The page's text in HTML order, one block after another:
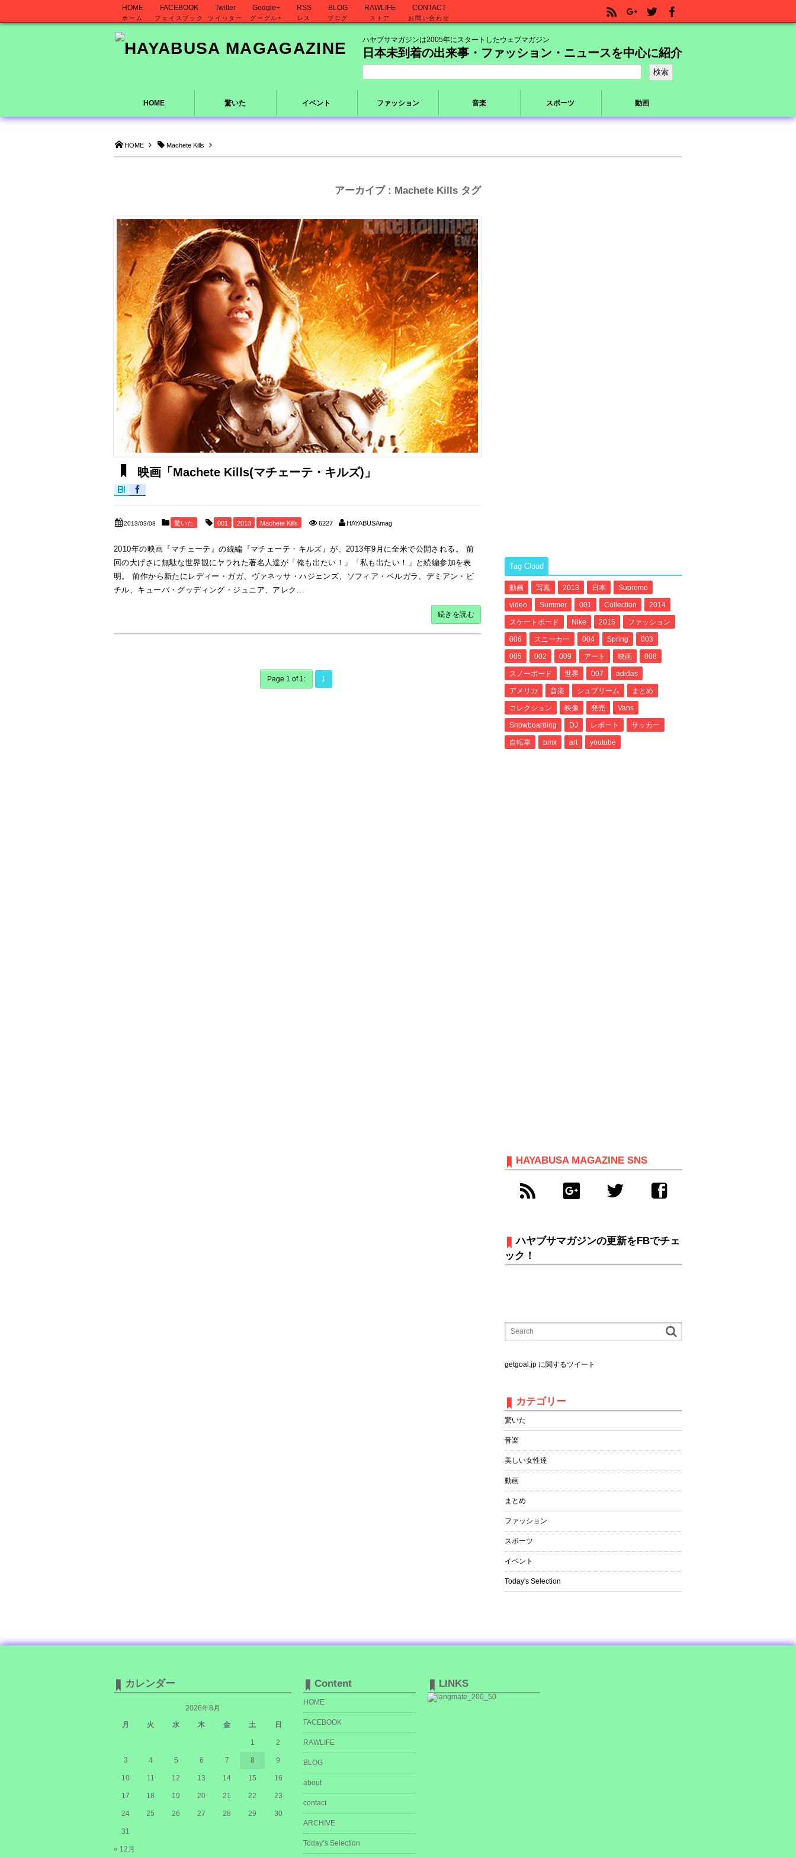
HOME Machete Kills
アーカイブ : Machete Kills タグ
映画「Machete Kills(マチェーテ・キルズ)」
2013/03/08 驚いた 001 2013 Machete Kills 6227 HAYABUSAmag
2010年の映画『マチェーテ』の続編『マチェーテ・キルズ』が、2013年9月に全米で公開される。 前
回の大げさに無駄な世界観にヤラれた著名人達が「俺も出たい！」「私も出たい！」と続編参加を表
明。 前作から新たにレディー・ガガ、ヴァネッサ・ハジェンズ、ソフィア・ベルガラ、デミアン・ビ
チル、キューバ・グッディング・ジュニア、アレク...
続きを読む
Page 1 of 1: 1
Tag Cloud
動画 写真 2013 日本 Supreme
video Summer 001 Collection 2014
スケートボード Nike 2015 ファッション
006 スニーカー 004 Spring 003
005 002 009 アート 映画 008
スノーボード 世界 007 adidas
アメリカ 音楽 シュプリーム まとめ
コレクション 映像 発売 Vans
Snowboarding DJ レポート サッカー
自転車 bmx art youtube
HAYABUSA MAGAZINE SNS
ハヤブサマガジンの更新をFBでチェ
ック！
getgoal.jp に関するツイート
カテゴリー
驚いた
音楽
美しい女性達
動画
まとめ
ファッション
スポーツ
イベント
Today's Selection
HOME
ホーム
FACEBOOK
フェイスブック
Twitter
ツイッター
Google+
グーグル+
RSS
レス
BLOG
ブログ
RAWLIFE
ストア
CONTACT
お問い合わせ
HOME 驚いた イベント ファッション 音楽 スポーツ 動画
ハヤブサマガジンは2005年にスタートしたウェブマガジン
日本未到着の出来事・ファッション・ニュースを中心に紹介
カレンダー
2026年8月
月
火 水 木 金 土 日
« 12月
1 2
3 4 5 6 7 8 9
10 11 12 13 14 15 16
17 18 19 20 21 22 23
24 25 26 27 28 29 30
31
Content
HOME
FACEBOOK
RAWLIFE
BLOG
about
contact
ARCHIVE
Today’s Selection
LINKS